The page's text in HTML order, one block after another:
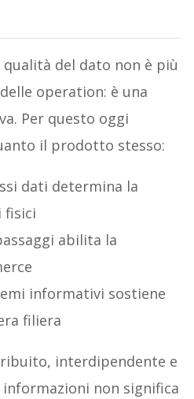
del dato non è più
operation: è una
Per questo oggi
il prodotto stesso:
dati determina la
fisici
abilita la
informativi sostiene
filiera
interdipendente e
non significa